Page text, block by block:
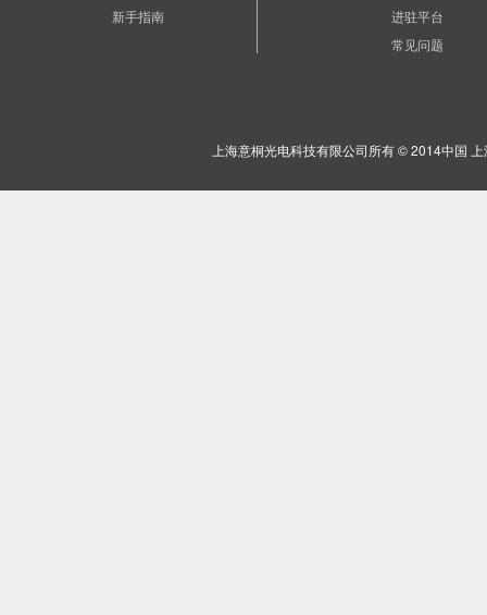
新手指南
进驻平台
常见问题
上海意桐光电科技有限公司所有 © 2014中国